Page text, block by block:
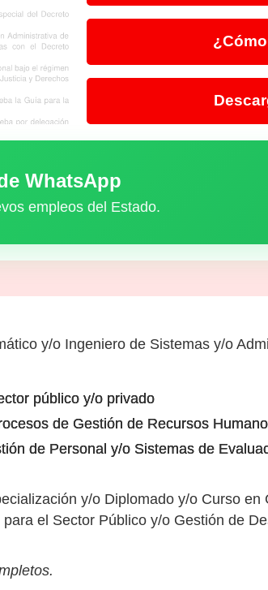
WhatsApp
empleos del Estado.
y/o Ingeniero de Sistemas y/o
público y/o privado
de Gestión de Recursos
de Personal y/o Sistemas de
y/o Diplomado y/o Curso
el Sector Público y/o Gestión de